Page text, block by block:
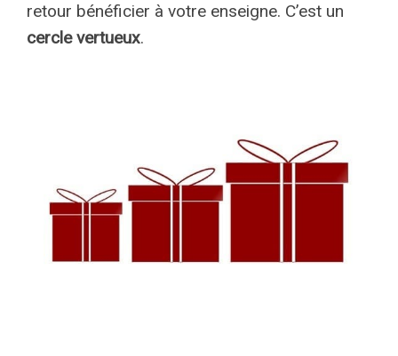
retour bénéficier à votre enseigne. C’est un
cercle vertueux.